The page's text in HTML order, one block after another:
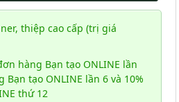
thiệp cao cấp (trị giá
hàng Bạn tạo ONLINE lần
tạo ONLINE lần 6 và 10%
thứ 12